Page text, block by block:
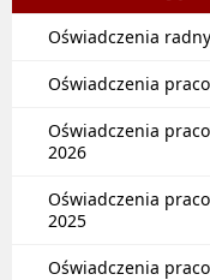
Oświadczenia
Oświadczenia
Oświadczenia
2026
Oświadczenia
2025
Oświadczenia